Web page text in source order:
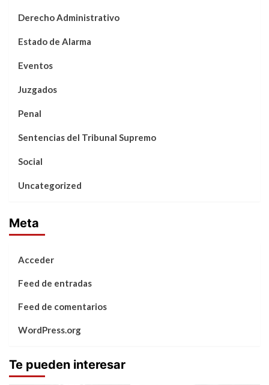
Derecho Administrativo
Estado de Alarma
Eventos
Juzgados
Penal
Sentencias del Tribunal Supremo
Social
Uncategorized
Meta
Acceder
Feed de entradas
Feed de comentarios
WordPress.org
Te pueden interesar